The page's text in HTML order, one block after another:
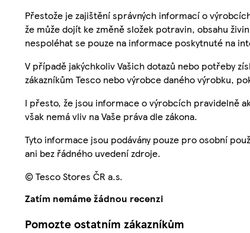
Přestože je zajištění správných informací o
že může dojít ke změně složek potravin, obsahu
nespoléhat se pouze na informace poskytnuté na
V případě jakýchkoliv Vašich dotazů nebo potřeby
zákazníkům Tesco nebo výrobce daného výrobku,
I přesto, že jsou informace o výrobcích pravidelně
však nemá vliv na Vaše práva dle zákona.
Tyto informace jsou podávány pouze pro osobní
ani bez řádného uvedení zdroje.
© Tesco Stores ČR a.s.
Zatím nemáme žádnou recenzi
Pomozte ostatním zákazníkům